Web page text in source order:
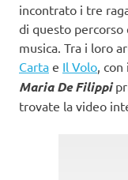
incontrato i tre
di questo
musica. Tra i loro
Carta e Il Volo ,
Maria De Filippi
trovate la video